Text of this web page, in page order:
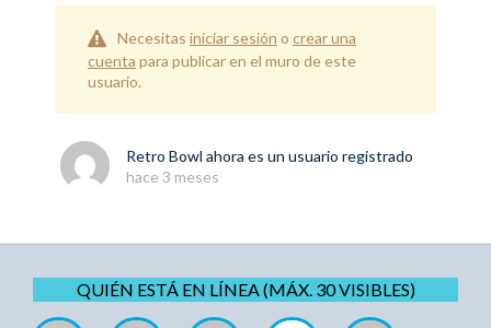
Necesitas iniciar sesión o crear una
cuenta para publicar en el muro de este
usuario.
Retro Bowl ahora es un usuario registrado
hace 3 meses
QUIÉN ESTÁ EN LÍNEA (MÁX. 30 VISIBLES)